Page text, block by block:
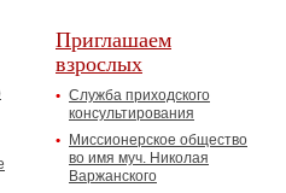
Приглашаем
взрослых
Служба приходского
консультирования
Миссионерское общество
во имя муч. Николая
Варжанского